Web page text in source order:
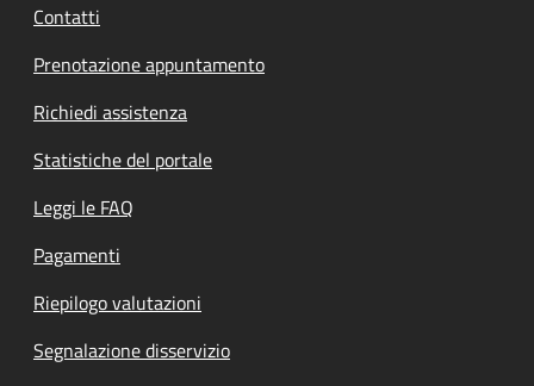
Contatti
Prenotazione appuntamento
Richiedi assistenza
Statistiche del portale
Leggi le FAQ
Pagamenti
Riepilogo valutazioni
Segnalazione disservizio